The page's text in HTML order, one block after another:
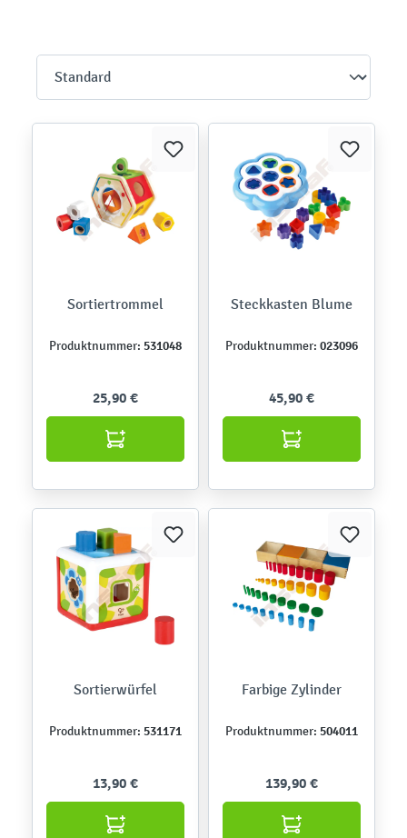
Sortiertrommel
Produktnummer: 531048
25,90 €
Steckkasten Blume
Produktnummer: 023096
45,90 €
Sortierwürfel
Produktnummer: 531171
13,90 €
Farbige Zylinder
Produktnummer: 504011
139,90 €